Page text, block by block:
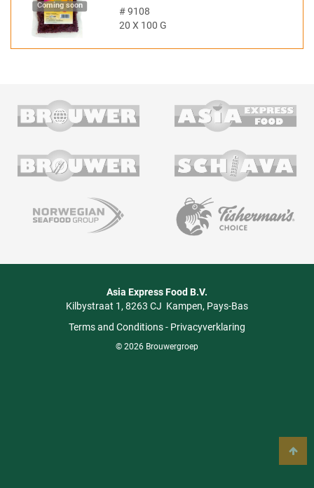
Coming soon
#9108
20 X 100 G
Asia Express Food B.V.
Kilbystraat 1 8263 CJ Kampen Pays-Bas
Terms and Conditions- Privacyverklaring
© 2026 Brouwergroep